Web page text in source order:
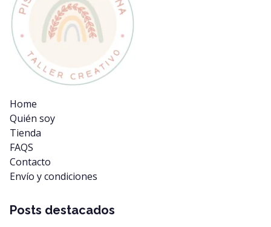
Home
Quién soy
Tienda
FAQS
Contacto
Envío y condiciones
Posts destacados